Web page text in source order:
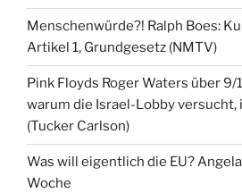
Menschenwürde?! Ralph Boes:
Artikel 1, Grundgesetz (NMTV)
Pink Floyds Roger Waters über 9/
warum die Israel-Lobby versucht,
(Tucker Carlson)
Was will eigentlich die EU?
Woche